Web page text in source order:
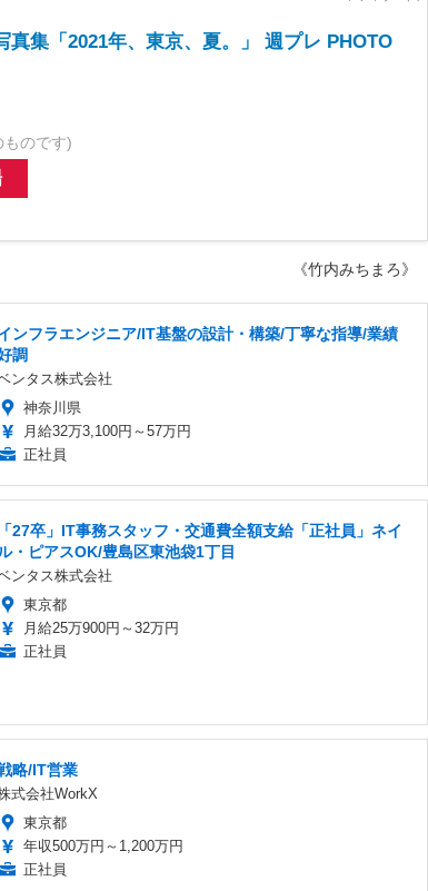
真集「2021年、東京、夏。」 週プレ PHOTO
ものです)
《竹内みちまろ》
ンフラエンジニア/IT基盤の設計・構築/丁寧な指導/業績
調
ンタス株式会社
神奈川県
月給32万3,100円～57万円
正社員
「27卒」IT事務スタッフ・交通費全額支給「正社員」ネイ
・ピアスOK/豊島区東池袋1丁目
ンタス株式会社
東京都
月給25万900円～32万円
正社員
略/IT営業
式会社WorkX
東京都
年収500万円～1,200万円
正社員